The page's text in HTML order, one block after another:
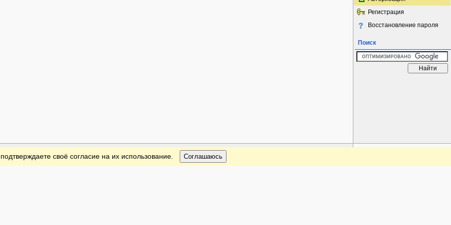
Регистрация
Восстановление пароля
Поиск
своё согласие на их использование. Соглашаюсь